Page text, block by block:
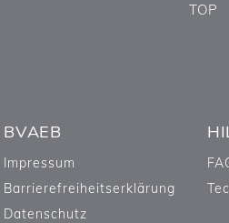
TOP
BVAEB
Impressum
Barrierefreiheitserklärung
Datenschutz